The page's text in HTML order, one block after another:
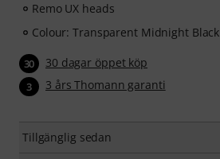
Remo UX heads
Colour: Transparent Midnight Black
30 30 dagar öppet köp
3 3 års Thomann garanti
Tillgänglig sedan